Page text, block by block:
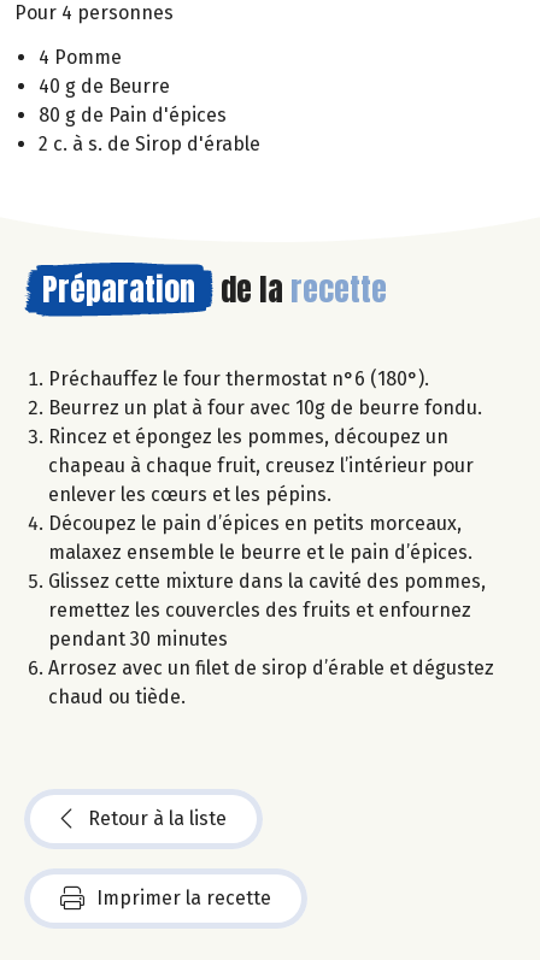
Pour 4 personnes
4 Pomme
40 g de Beurre
80 g de Pain d'épices
2 c. à s. de Sirop d'érable
Préparation de la recette
Préchauffez le four thermostat n°6 (180°).
Beurrez un plat à four avec 10g de beurre fondu.
Rincez et épongez les pommes, découpez un
chapeau à chaque fruit, creusez l’intérieur pour
enlever les cœurs et les pépins.
Découpez le pain d’épices en petits morceaux,
malaxez ensemble le beurre et le pain d’épices.
Glissez cette mixture dans la cavité des pommes,
remettez les couvercles des fruits et enfournez
pendant 30 minutes
Arrosez avec un filet de sirop d’érable et dégustez
chaud ou tiède.
Retour à la liste
Imprimer la recette